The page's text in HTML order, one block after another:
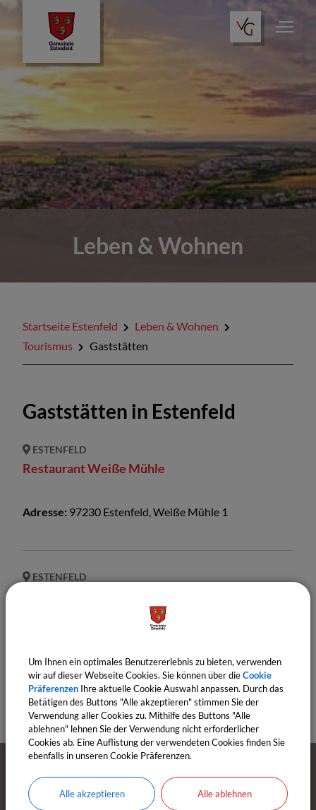
Leben & Wohnen
Wo finde ich was?
Leben & Wohnen
Startseite Estenfeld
Leben & Wohnen
Tourismus
Gaststätten
Gaststätten in Estenfeld
ESTENFELD
Restaurant Weiße Mühle
Adresse: 97230 Estenfeld,Weiße Mühle 1
ESTENFELD
Öffnungszeiten
Um Ihnen ein optimales Benutzererlebnis zu bieten, verwenden
wir auf dieser Webseite Cookies. Sie können über dieCookie
Präferenzen Ihre aktuelle Cookie Auswahl anpassen. Durch das
Betätigen des Buttons "Alle akzeptieren" stimmen Sie der
Verwendung aller Cookies zu. Mithilfe des Buttons "Alle
ablehnen" lehnen Sie der Verwendung nicht erforderlicher
Cookies ab. Eine Auflistung der verwendeten Cookies finden Sie
ebenfalls in unseren Cookie Präferenzen.
Alle akzeptieren Alle ablehnen